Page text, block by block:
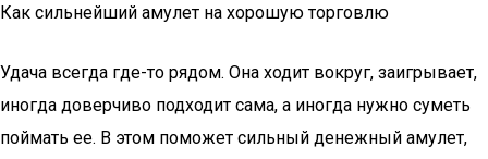
Как сильнейший амулет на хорошую торговлю
Удача всегда где-то рядом. Она ходит вокруг, заигрывает,
иногда доверчиво подходит сама, а иногда нужно суметь
поймать ее. В этом поможет сильный денежный амулет,